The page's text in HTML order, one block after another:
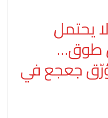
يحتمل
طوق…
جعجع في